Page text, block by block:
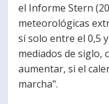
el Informe Stern
meteorológicas
sí solo entre el 0,5
mediados de siglo,
aumentar, si el
marcha".